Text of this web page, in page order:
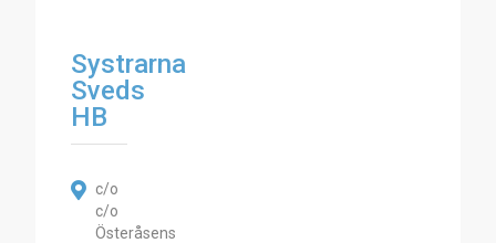
Systrarna
Sveds
HB
c/o
c/o
Österåsens